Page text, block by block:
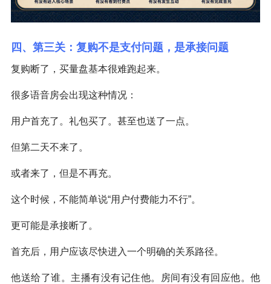
四、第三关：复购不是支付问题，是承接问题
复购断了，买量盘基本很难跑起来。
很多语音房会出现这种情况：
用户首充了。礼包买了。甚至也送了一点。
但第二天不来了。
或者来了，但是不再充。
这个时候，不能简单说“用户付费能力不行”。
更可能是承接断了。
首充后，用户应该尽快进入一个明确的关系路径。
他送给了谁。主播有没有记住他。房间有没有回应他。他